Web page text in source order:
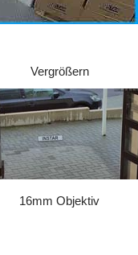
Vergrößern
16mm Objektiv